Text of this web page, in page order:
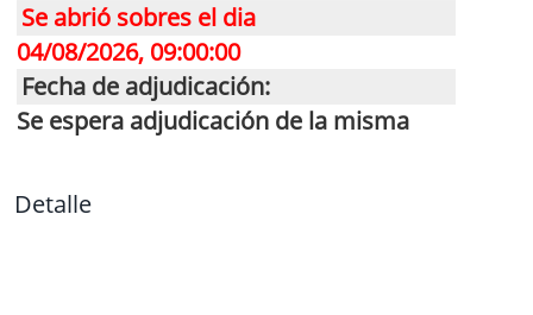
Se abrió sobres el dia
04/08/2026, 09:00:00
Fecha de adjudicación:
Se espera adjudicación de la misma
Detalle